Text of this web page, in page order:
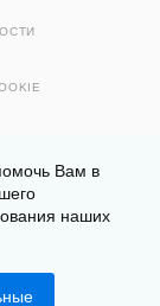
Вам в
наших